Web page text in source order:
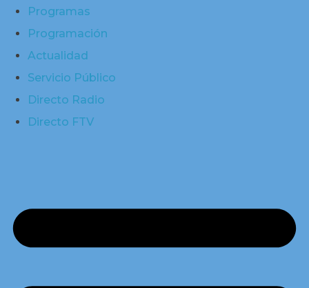
Programas
Programación
Actualidad
Servicio Público
Directo Radio
Directo FTV